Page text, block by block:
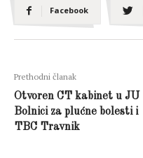
Facebook
Prethodni članak
Otvoren CT kabinet u JU
Bolnici za plućne bolesti i
TBC Travnik